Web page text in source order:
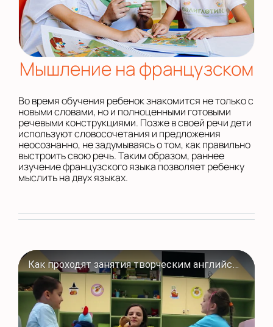
Мышление на французском
Во время обучения ребенок знакомится не только с
новыми словами, но и полноценными готовыми
речевыми конструкциями. Позже в своей речи дети
используют словосочетания и предложения
неосознанно, не задумываясь о том, как правильно
выстроить свою речь. Таким образом, раннее
изучение французского языка позволяет ребенку
мыслить на двух языках.
Как проходят занятия творческим английским языком в Полиглотиках в Сыктывкаре